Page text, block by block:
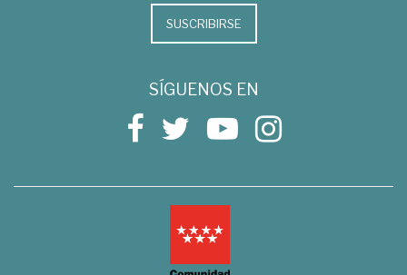
SUSCRIBIRSE
SÍGUENOS EN